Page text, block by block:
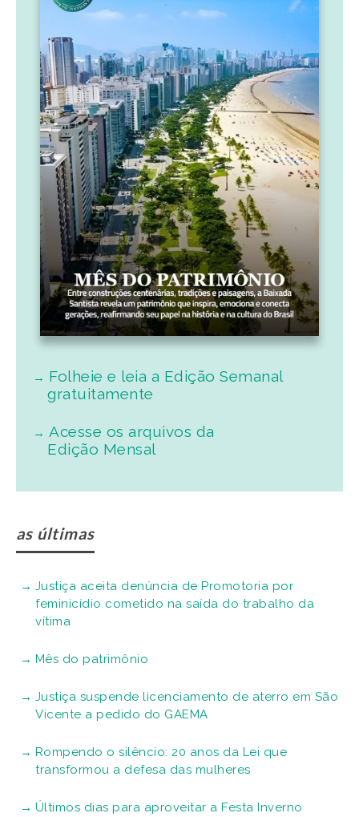
Folheie e leia a Edição Semanal
gratuitamente
Acesse os arquivos da
Edição Mensal
as últimas
Justiça aceita denúncia de Promotoria por
feminicídio cometido na saída do trabalho da
vítima
Mês do patrimônio
Justiça suspende licenciamento de aterro em São
Vicente a pedido do GAEMA
Rompendo o silêncio: 20 anos da Lei que
transformou a defesa das mulheres
Últimos dias para aproveitar a Festa Inverno